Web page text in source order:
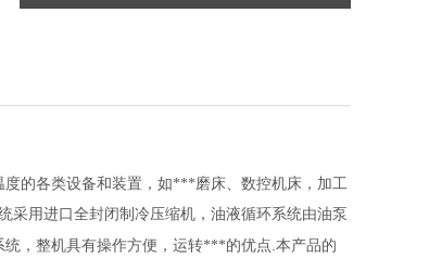
的各类设备和装置，如***磨床、数控机床，加工
用进口全封闭制冷压缩机，油液循环系统由油泵
，整机具有操作方便，运转***的优点 本产品的